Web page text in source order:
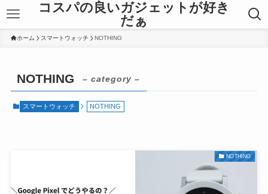
コスパの良いガジェットが好き
だぁ
ホーム スマートウォッチ NOTHING
NOTHING – category –
スマートウォッチ NOTHING
NOTHING